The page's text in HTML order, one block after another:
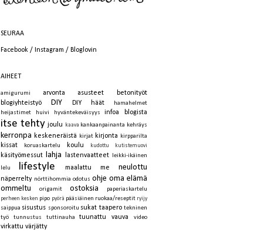
SEURAA
Facebook / Instagram / Bloglovin
AIHEET
amigurumi arvonta asusteet
betonityöt
blogiyhteistyö
DIY DIY häät
hamahelmet
heijastimet
huivi hyväntekeväisyys infoa blogista
itse tehty joulu kaava kankaanpainanta kehräys
kerronpa keskeneräistä kirjat kirjonta kirpparilta
kissat koruaskartelu koulu kudottu kutistemuovi
käsityömessut lahja lastenvaatteet
leikki-ikäinen
lelu
lifestyle maalattu me neulottu
näperrelty nörttihommia odotus ohje oma elämä
ommeltu
origamit ostoksia paperiaskartelu
perheen kesken pipo pyörä pääsiäinen ruokaa/reseptit ryijy
saippua sisustus sponsoroitu sukat taapero tekninen
työ
tunnustus tuttinauha tuunattu vauva video
virkattu värjätty